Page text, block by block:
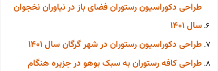
طراحی دکوراسیون رستوران فضای باز در نیاوران نخجوان
سال 1401
طراحی دکوراسیون رستوران در شهر گرگان سال 1401
طراحی کافه رستوران به سبک بوهو در جزیره هنگام